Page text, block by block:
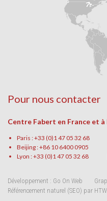
Pour nous contacter
Centre Fabert en France et
Paris : +33 (0)1 47 05 32 68
Beijing : +86 10 6400 0905
Lyon : +33 (0)1 47 05 32 68
Développement : Go On Web
Référencement naturel (SEO) par